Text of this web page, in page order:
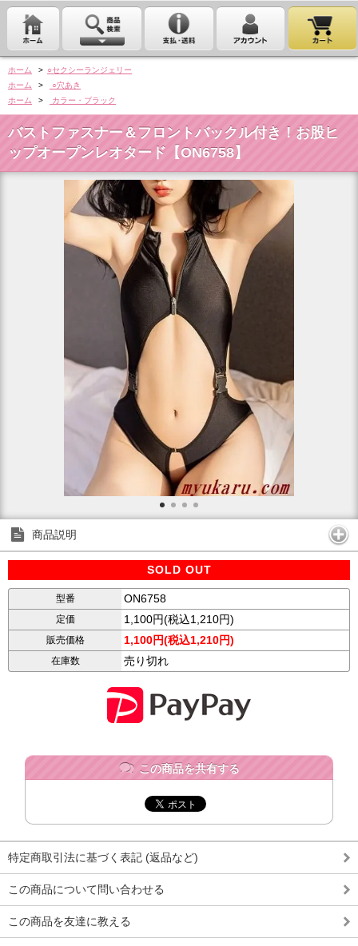
ホーム > ○セクシーランジェリー
ホーム
>
○穴あき
ホーム
> カラー・ブラック
バストファスナー＆フロントバックル付き！お股ヒ
ップオープンレオタード【ON6758】
商品説明
SOLD OUT
型番 ON6758
定価 1,100円(税込1,210円)
販売価格 1,100円(税込1,210円)
在庫数 売り切れ
この商品を共有する
特定商取引法に基づく表記 (返品など)
この商品について問い合わせる
この商品を友達に教える